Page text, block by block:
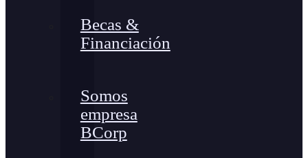
Becas &
Financiación
Somos
empresa
BCorp